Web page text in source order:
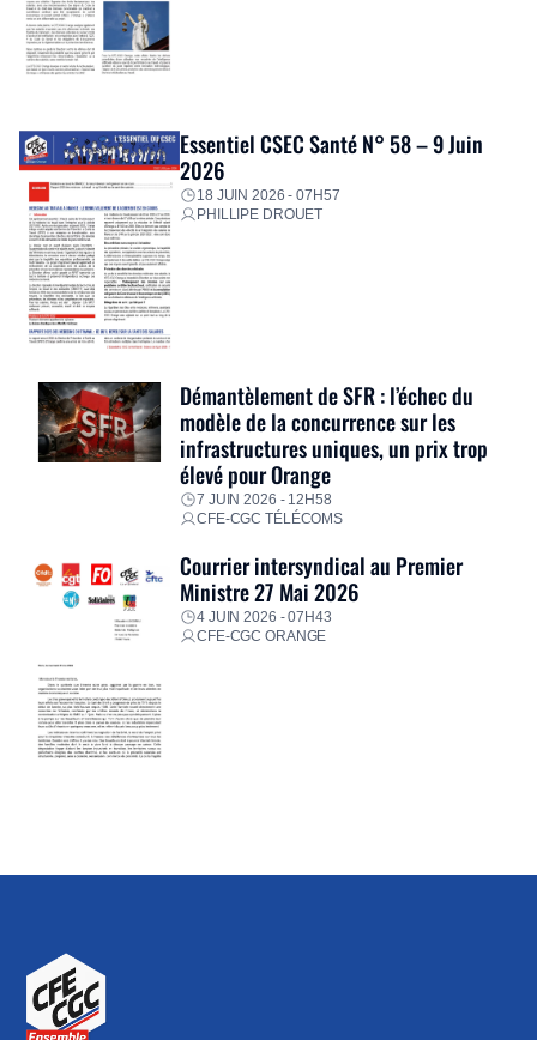
Essentiel CSEC Santé N° 58 – 9 Juin
2026
18 JUIN 2026 - 07H57
PHILLIPE DROUET
Démantèlement de SFR : l’échec du
modèle de la concurrence sur les
infrastructures uniques, un prix trop
élevé pour Orange
7 JUIN 2026 - 12H58
CFE-CGC TÉLÉCOMS
Courrier intersyndical au Premier
Ministre 27 Mai 2026
4 JUIN 2026 - 07H43
CFE-CGC ORANGE